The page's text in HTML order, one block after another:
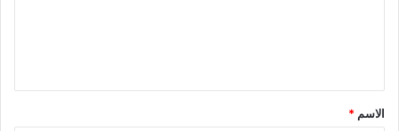
*
الاسم *